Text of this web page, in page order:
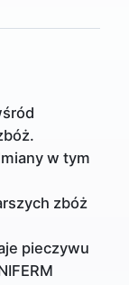
w tym
zbóż
pieczywu